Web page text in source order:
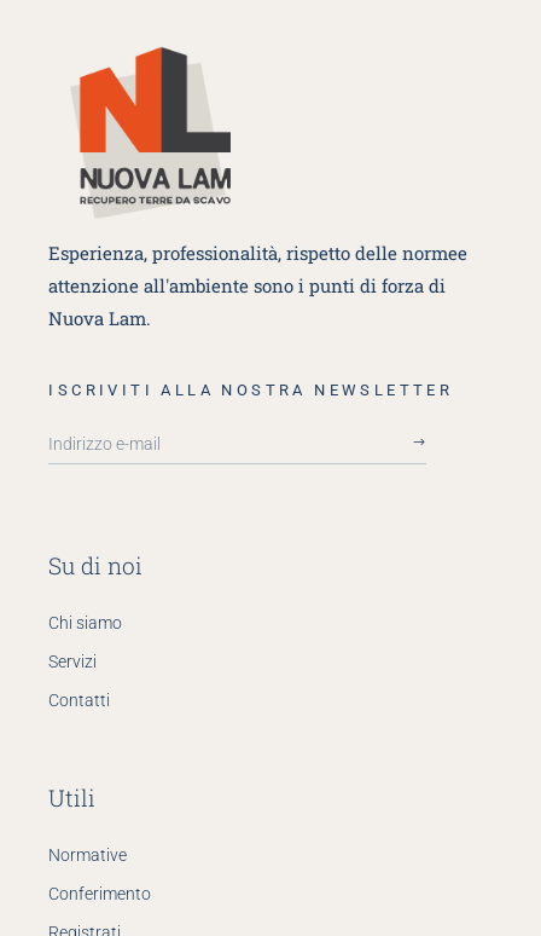
Esperienza, professionalità, rispetto delle normee
attenzione all'ambiente sono i punti di forza di
Nuova Lam.
ISCRIVITI ALLA NOSTRA NEWSLETTER
Su di noi
Chi siamo
Servizi
Contatti
Utili
Normative
Conferimento